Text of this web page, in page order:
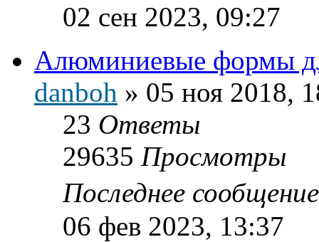
02 сен 2023, 09:27
Алюминиевые формы
danboh » 05 ноя 2018,
23 Ответы
29635 Просмотры
Последнее
06 фев 2023, 13:37